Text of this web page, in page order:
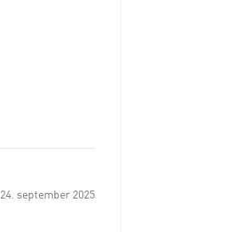
24. september 2025